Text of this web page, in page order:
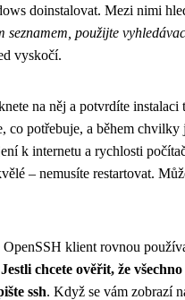
doinstalovat. Mezi nimi
seznamem, použijte
vyskočí.
na něj a potvrdíte instalaci
co potřebuje, a během chvilky
k internetu a rychlosti
– nemusíte restartovat.
klient rovnou
Jestli chcete ověřit, že
ssh. Když se vám zobrazí